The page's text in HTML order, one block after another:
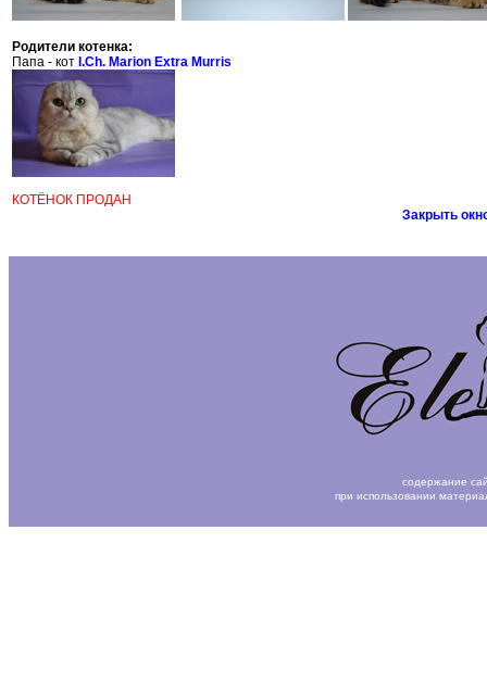
Родители котенка:
Папа - кот I.Ch. Marion Extra Murris
КОТЁНОК ПРОДАН
Закрыть
содержание
при использовании